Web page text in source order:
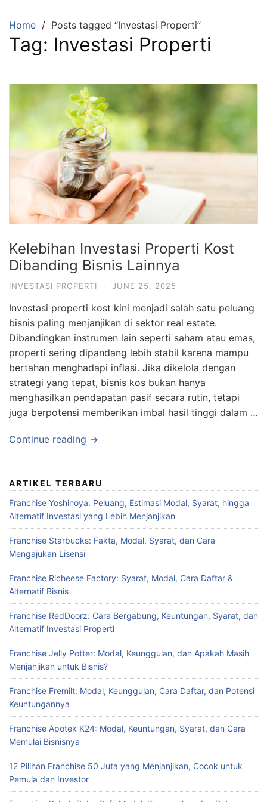
content
Home Posts tagged “Investasi Properti”
Tag: Investasi Properti
Kelebihan Investasi Properti Kost
Dibanding Bisnis Lainnya
INVESTASI PROPERTI · JUNE 25, 2025
Investasi properti kost kini menjadi salah satu peluang
bisnis paling menjanjikan di sektor real estate.
Dibandingkan instrumen lain seperti saham atau emas,
properti sering dipandang lebih stabil karena mampu
bertahan menghadapi inflasi. Jika dikelola dengan
strategi yang tepat, bisnis kos bukan hanya
menghasilkan pendapatan pasif secara rutin, tetapi
juga berpotensi memberikan imbal hasil tinggi dalam …
Continue reading →
ARTIKEL TERBARU
Franchise Yoshinoya: Peluang, Estimasi Modal, Syarat, hingga
Alternatif Investasi yang Lebih Menjanjikan
Franchise Starbucks: Fakta, Modal, Syarat, dan Cara
Mengajukan Lisensi
Franchise Richeese Factory: Syarat, Modal, Cara Daftar &
Alternatif Bisnis
Franchise RedDoorz: Cara Bergabung, Keuntungan, Syarat, dan
Alternatif Investasi Properti
Franchise Jelly Potter: Modal, Keunggulan, dan Apakah Masih
Menjanjikan untuk Bisnis?
Franchise Fremilt: Modal, Keunggulan, Cara Daftar, dan Potensi
Keuntungannya
Franchise Apotek K24: Modal, Keuntungan, Syarat, dan Cara
Memulai Bisnisnya
12 Pilihan Franchise 50 Juta yang Menjanjikan, Cocok untuk
Pemula dan Investor